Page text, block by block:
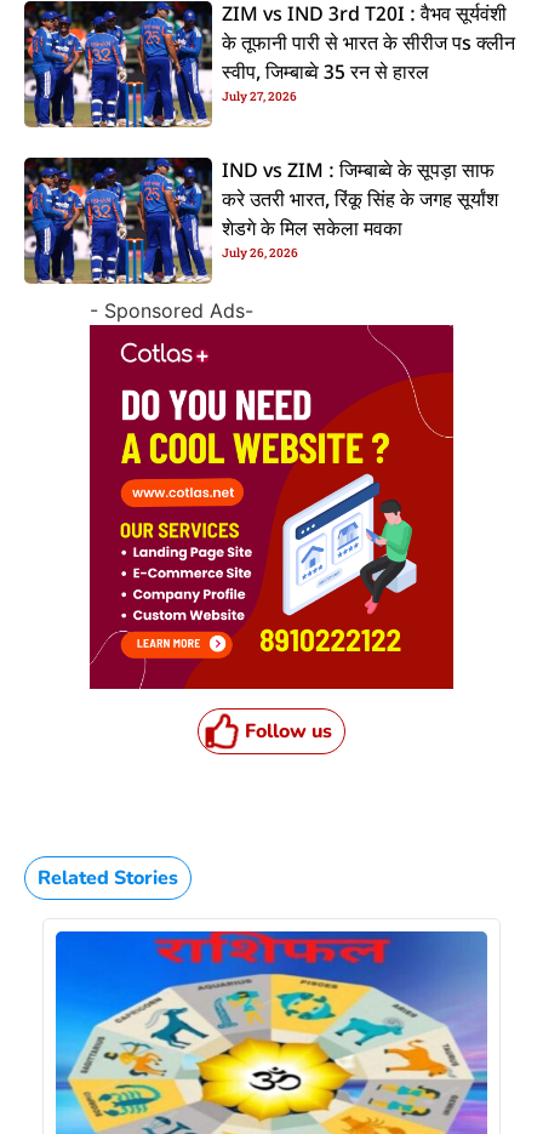
ZIM vs IND 3rd T20I : वैभव सूर्यवंशी
के तूफानी पारी से भारत के सीरीज पs क्लीन
स्वीप, जिम्बाब्वे 35 रन से हारल
July 27, 2026
IND vs ZIM : जिम्बाब्वे के सूपड़ा साफ
करे उतरी भारत, रिंकू सिंह के जगह सूर्यांश
शेडगे के मिल सकेला मवका
July 26, 2026
- Sponsored Ads-
Follow us
Related Stories